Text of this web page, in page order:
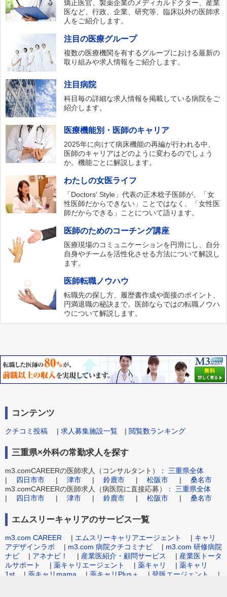
矯正医官、製薬企業のメディカルドクター、産業
医など、行政、企業、研究等、臨床以外の医師求
人をご紹介します。
注目の医療グループ
複数の医療機関を有するグループにおける最新の
取り組みや求人情報をご紹介します。
注目病院
科目毎の詳細な求人情報を掲載している病院をご
紹介します。
医療機能別・医師のキャリア
2025年に向けて病床機能の再編が行われる中、
医師のキャリアはどのように変わるのでしょう
か。機能ごとに解説します。
わたしの女医ライフ
「Doctors‘ Style」代表の正木稔子医師が、「女
性医師だからできない」ことではなく、「女性医
師だからできる」ことについて語ります。
医師のためのコーチング講座
医療現場のコミュニケーションを円滑にし、自分
自身やチームを活性化させる方法について解説し
ます。
医師転職ノウハウ
転職先の探し方、履歴書作成や面接のポイント、
円満退職の秘訣まで。医師ならではの転職ノウハ
ウについて解説します。
コンテンツ
クチコミ投稿 | 求人募集施設一覧 | 閲覧数ランキング
三重県×外科の常勤求人を探す
m3.comCAREERの医師求人（コンサルタント）： 三重県全体
| 四日市市 | 津市 | 鈴鹿市 | 松阪市 | 桑名市
m3.comCAREERの医師求人（病医院に直接応募）： 三重県全体
| 四日市市 | 津市 | 鈴鹿市 | 松阪市 | 桑名市
エムスリーキャリアのサービス一覧
m3.com CAREER | エムスリーキャリアエージェント | キャリ
アデザインラボ | m3.com 病院クチコミナビ | m3.com 研修病院
ナビ | アネナビ！ | 産業医紹介・顧問サービス | 産業医トータ
ルサポート
| 薬キャリエージェント | 薬キャリ | 薬キャリ
1st | 薬キャリmama | 薬キャリPlus＋ | 登販エージェント
|